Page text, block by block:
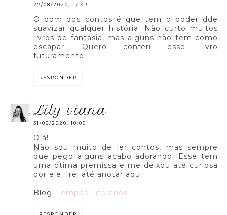
27/08/2020, 17:43
O bom dos contos é que tem o poder dde
suavizar qualquer história. Não curto muitos
livros de fantasia, mas alguns não tem como
escapar. Quero conferi esse livro
futuramente.
RESPONDER
lily viana
31/08/2020, 10:09
Olá!
Não sou muito de ler contos, mas sempre
que pego alguns acabo adorando. Esse tem
uma ótima premissa e me deixou até curiosa
por ele. Irei até anotar aqui!
Blog: Tempos Literários